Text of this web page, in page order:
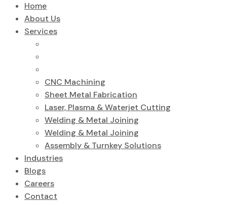
Home
About Us
Services
CNC Machining
Sheet Metal Fabrication
Laser, Plasma & Waterjet Cutting
Welding & Metal Joining
Welding & Metal Joining
Assembly & Turnkey Solutions
Industries
Blogs
Careers
Contact